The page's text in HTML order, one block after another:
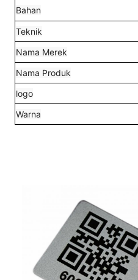
Bahan
Teknik
Nama Merek
Nama Produk
logo
Warna